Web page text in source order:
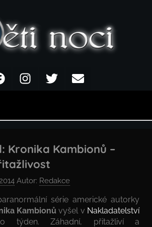
InstagramTwitter Email
Kronika Kambionů –
Autor: Redakce
série americké autorky
Kambionů vyšel v Nakladatelství
týden. Záhadní, přitažliví a